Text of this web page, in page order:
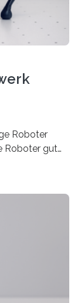
Roboter
Roboter gut
Curie
sich
15
mit
mit Robotern,
mit…